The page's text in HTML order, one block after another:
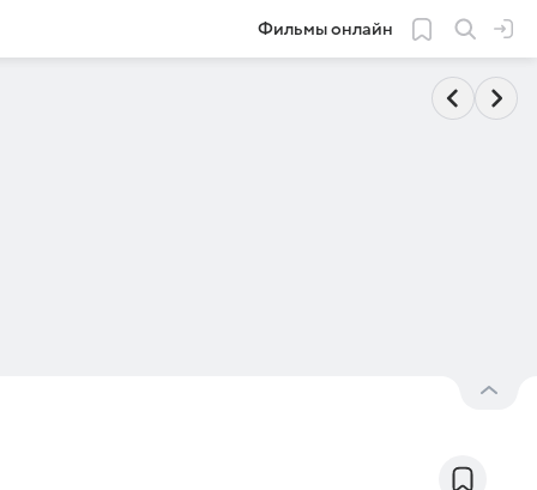
Фильмы онлайн